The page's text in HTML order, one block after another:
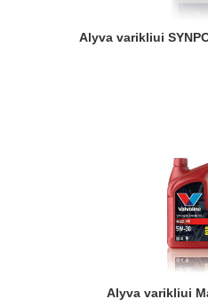
Alyva varikliui
Alyva varikliui